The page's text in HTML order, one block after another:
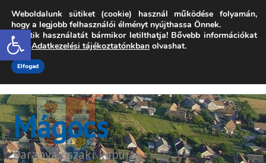
Open toolbar
7342 Mágocs, Szabadság utca 39.
onkormanyzat@magocs.hu +36 (72) 451 110
Elérhetőségek
Mágocs
Baranya északi kapuja
Weboldalunk sütiket (cookie) használ működése folyamán,
hogy a legjobb felhasználói élményt nyújthassa Önnek.
A sütik használatát bármikor letilthatja! Bővebb információkat
erről Adatkezelési tájékoztatónkban olvashat.
Elfogad